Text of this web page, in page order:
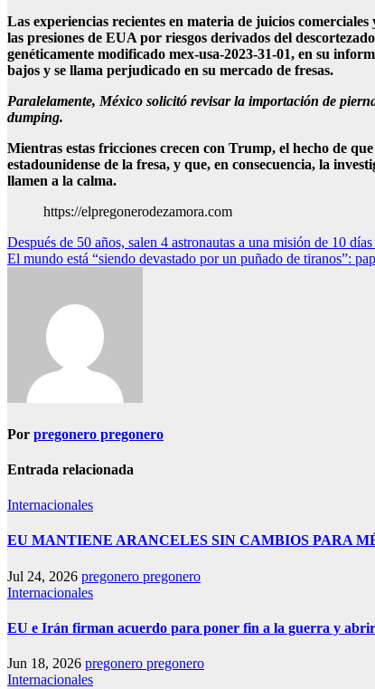
Las experiencias recientes en materia de juicios
las presiones de EUA por riesgos derivados del
genéticamente modificado mex-usa-2023-31-01, en su
bajos y se llama perjudicado en su mercado de fresas.
Paralelamente, México solicitó revisar la importación de
dumping.
Mientras estas fricciones crecen con Trump, el hecho de
estadounidense de la fresa, y que, en consecuencia, la
llamen a la calma.
https://elpregonerodezamora.com
Navegación
de
Después de 50 años, salen 4 astronautas a una misión de 10
El mundo está “siendo devastado por un puñado de tiranos”:
Por pregonero pregonero
Entrada relacionada
Internacionales
EU MANTIENE ARANCELES SIN CAMBIOS PARA
Jul 24, 2026 pregonero pregonero
Internacionales
EU e Irán firman acuerdo para poner fin a la guerra y
Jun 18, 2026 pregonero pregonero
Internacionales